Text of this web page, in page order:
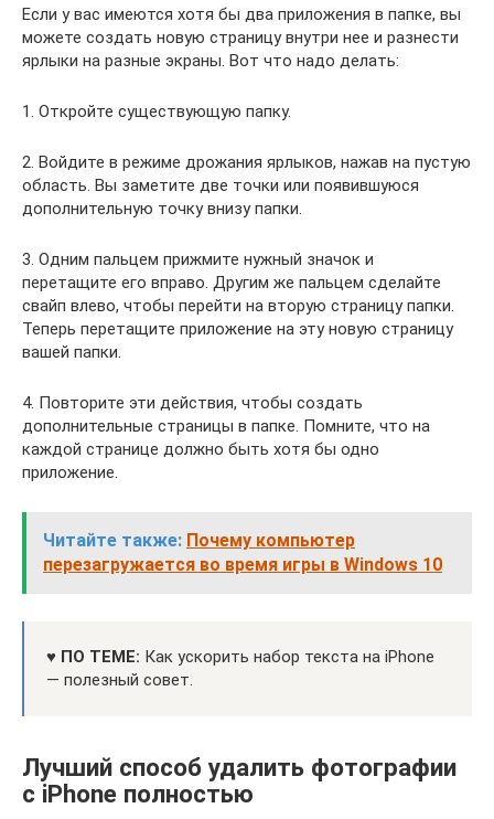
Если у вас имеются хотя бы два приложения в папке, вы
можете создать новую страницу внутри нее и разнести
ярлыки на разные экраны. Вот что надо делать:
1. Откройте существующую папку.
2. Войдите в режиме дрожания ярлыков, нажав на пустую
область. Вы заметите две точки или появившуюся
дополнительную точку внизу папки.
3. Одним пальцем прижмите нужный значок и
перетащите его вправо. Другим же пальцем сделайте
свайп влево, чтобы перейти на вторую страницу папки.
Теперь перетащите приложение на эту новую страницу
вашей папки.
4. Повторите эти действия, чтобы создать
дополнительные страницы в папке. Помните, что на
каждой странице должно быть хотя бы одно
приложение.
Читайте также: Почему компьютер
перезагружается во время игры в Windows 10
♥ ПО ТЕМЕ: Как ускорить набор текста на iPhone
— полезный совет.
Лучший способ удалить фотографии
с iPhone полностью